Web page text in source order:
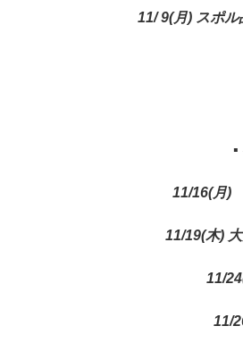
11/ 9(月) スポ
11/16(月)
11/19(木)
11/
11/